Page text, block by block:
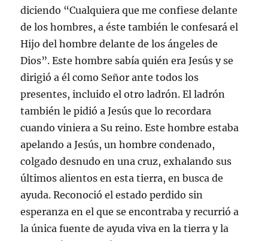
diciendo “Cualquiera que me confiese delante
de los hombres, a éste también le confesará el
Hijo del hombre delante de los ángeles de
Dios”. Este hombre sabía quién era Jesús y se
dirigió a él como Señor ante todos los
presentes, incluido el otro ladrón. El ladrón
también le pidió a Jesús que lo recordara
cuando viniera a Su reino. Este hombre estaba
apelando a Jesús, un hombre condenado,
colgado desnudo en una cruz, exhalando sus
últimos alientos en esta tierra, en busca de
ayuda. Reconoció el estado perdido sin
esperanza en el que se encontraba y recurrió a
la única fuente de ayuda viva en la tierra y la